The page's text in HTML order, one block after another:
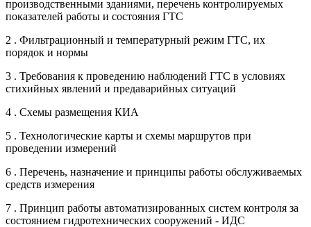
производственными зданиями, перечень контролируемых
показателей работы и состояния ГТС
2 . Фильтрационный и температурный режим ГТС, их
порядок и нормы
3 . Требования к проведению наблюдений ГТС в условиях
стихийных явлений и предаварийных ситуаций
4 . Схемы размещения КИА
5 . Технологические карты и схемы маршрутов при
проведении измерений
6 . Перечень, назначение и принципы работы обслуживаемых
средств измерения
7 . Принцип работы автоматизированных систем контроля за
состоянием гидротехнических сооружений - ИДС